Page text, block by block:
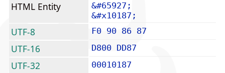
HTML Entity
&#65927;
&#x10187;
UTF-8 F0 90 86 87
UTF-16 D800 DD87
UTF-32 00010187